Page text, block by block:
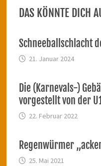
DAS KÖNNTE DICH
Schneeballschlacht
21. Januar 2024
Die (Karnevals-)
vorgestellt von der
22. Februar 2022
Regenwürmer
25. Mai 2021